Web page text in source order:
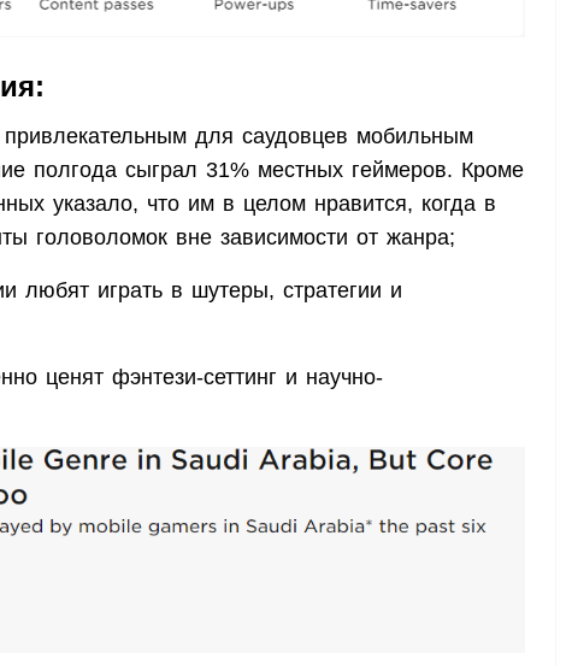
для саудовцев мобильным
полгода сыграл 31% местных геймеров. Кроме
указало, что им в целом нравится, когда в
головоломок вне зависимости от жанра;
любят играть в шутеры, стратегии и
ценят фэнтези-сеттинг и научно-